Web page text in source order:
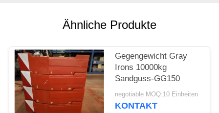
SITEMAP
PRIVACY
POLICY
Ähnliche Produkte
Gegengewicht Gray
Irons 10000kg
Sandguss-GG150
negotiable MOQ:10 Einheiten
KONTAKT